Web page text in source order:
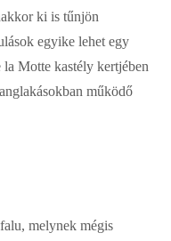
ki is tűnjön
egyike lehet egy
Motte kastély kertjében
működő
melynek mégis